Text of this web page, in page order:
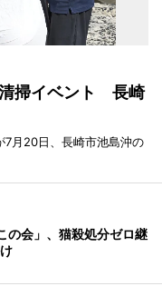
掃イベント 長崎
7月20日、長崎市池島沖の
の会」、猫殺処分ゼロ継